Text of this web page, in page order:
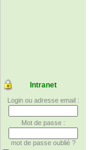
Intranet
Login ou adresse email :
Mot de passe :
mot de passe oublié ?